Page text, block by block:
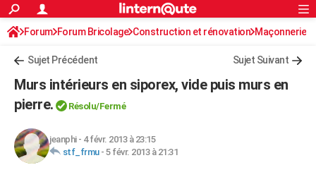
ACTUALITÉS
Politique
Société
Faits Divers
Education
Monde
Villes
+
Programme TV
Streaming
Cinéma
Sorties cinéma
Musique
FINANCE
Retraite
Impôts
Epargne
Immobilier
Risques naturels par ville
Banque
Assurance
Crédit
AUTO
Essais
Réserver un essai
Citadines
Berlines
SUV
Forum auto
+HIGH-TECH
Rechercher
S'inscrire
Connexion
Forum Forum Bricolage Construction et rénovation Maçonnerie
Sujet Précédent Sujet Suivant
Murs intérieurs en siporex, vide puis murs en
pierre.
Résolu/Fermé
jeanphi- 4 févr. 2013 à 23:15
stf_frmu- 5 févr. 2013 à 21:31